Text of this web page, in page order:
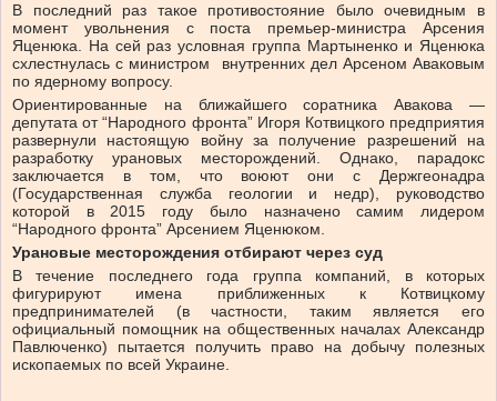
В последний раз такое противостояние было очевидным в
момент увольнения с поста премьер-министра Арсения
Яценюка. На сей раз условная группа Мартыненко и Яценюка
схлестнулась с министром внутренних дел Арсеном Аваковым
по ядерному вопросу.
Ориентированные на ближайшего соратника Авакова —
депутата от “Народного фронта” Игоря Котвицкого предприятия
развернули настоящую войну за получение разрешений на
разработку урановых месторождений. Однако, парадокс
заключается в том, что воюют они с Держгеонадра
(Государственная служба геологии и недр), руководство
которой в 2015 году было назначено самим лидером
“Народного фронта” Арсением Яценюком.
Урановые месторождения отбирают через суд
В течение последнего года группа компаний, в которых
фигурируют имена приближенных к Котвицкому
предпринимателей (в частности, таким является его
официальный помощник на общественных началах Александр
Павлюченко) пытается получить право на добычу полезных
ископаемых по всей Украине.